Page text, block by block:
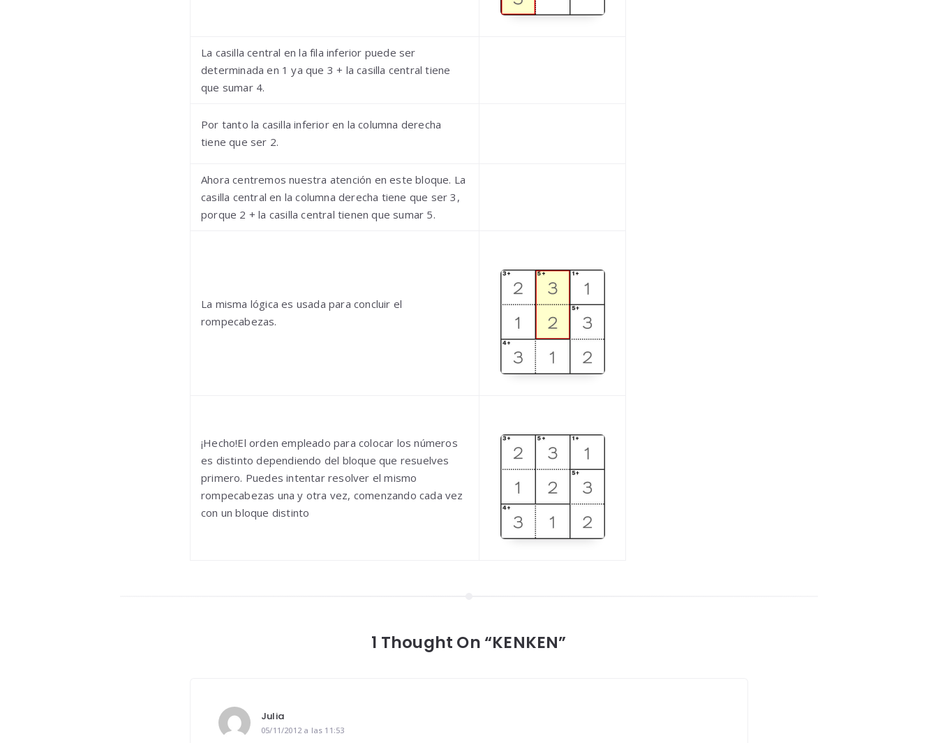
La casilla central en la fila inferior puede ser
determinada en 1 ya que 3 + la casilla central tiene
que sumar 4.
Por tanto la casilla inferior en la columna derecha
tiene que ser 2.
Ahora centremos nuestra atención en este bloque. La
casilla central en la columna derecha tiene que ser 3,
porque 2 + la casilla central tienen que sumar 5.
La misma lógica es usada para concluir el
rompecabezas.
¡Hecho!El orden empleado para colocar los números
es distinto dependiendo del bloque que resuelves
primero. Puedes intentar resolver el mismo
rompecabezas una y otra vez, comenzando cada vez
con un bloque distinto
1 Thought On “KENKEN”
Julia
05/11/2012 a las 11:53